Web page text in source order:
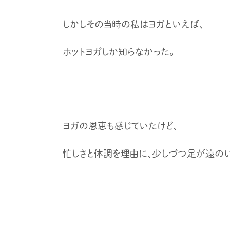
しかしその当時の私はヨガといえば、
ホットヨガしか知らなかった。
ヨガの恩恵も感じていたけど、
忙しさと体調を理由に、少しづつ足が遠の